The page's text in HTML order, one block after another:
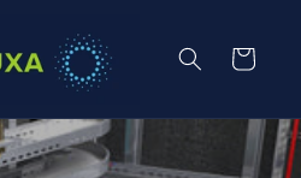
Winkelwagen